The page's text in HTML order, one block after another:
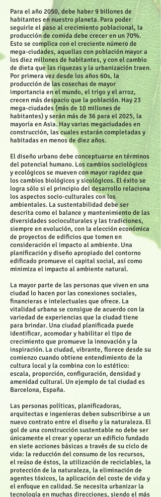
Para el año 2050, debe haber 9 billones de
habitantes en nuestro planeta. Para poder
seguirle el paso al crecimiento poblacional, la
producción de comida debe crecer en un 70%.
Esto se complica con el creciente número de
mega-ciudades, aquellas con población mayor a
los diez millones de habitantes, y con el cambio
de dieta que las riquezas y la urbanización traen.
Por primera vez desde los años 60s, la
producción de las cosechas de mayor
importancia en el mundo, el trigo y el arroz,
crecen más despacio que la población. Hay 23
mega-ciudades (más de 10 millones de
habitantes) y serán más de 36 para el 2025, la
mayoría en Asia. Hay varias megaciudades en
construcción, las cuales estarán completadas y
habitadas en menos de diez años.
El diseño urbano debe conceptuarse en términos
del potencial humano. Los cambios sociológicos
y ecológicos se mueven con mayor rapidez que
los cambios biológicos y sicológicos. El éxito se
logra sólo si el principio del desarrollo relaciona
los aspectos socio-culturales con los
ambientales. La sustentabilidad debe ser
descrita como el balance y mantenimiento de las
diversidades socioculturales y las tradiciones,
siempre en evolución, con la elección económica
de proyectos de edificios que tomen en
consideración el impacto al ambiente. Una
planificación y diseño apropiado del contorno
edificado promueve el capital social, así como
minimiza el impacto al ambiente natural.
La mayor parte de las personas que viven en una
ciudad lo hacen por las conexiones sociales,
financieras e intelectuales que ofrece. La
vitalidad urbana se consigue de acuerdo con la
variedad de experiencias que la ciudad tiene
para brindar. Una ciudad planificada puede
identificar, acomodar y habilitar el tipo de
crecimiento que promueve la innovación y la
inspiración. La ciudad, vibrante, florece desde su
comienzo cuando obtiene entendimiento de la
cultura local y la combina con lo estético:
escala, proporción, configuración, densidad y
amenidad cultural. Un ejemplo de tal ciudad es
Barcelona, España.
Las personas políticas, planificadoras,
arquitectas e ingenieras deben subscribirse a un
nuevo contrato entre el diseño y la naturaleza. El
gol de una construcción sustentable no debe ser
únicamente el crear y operar un edificio fundado
en siete acciones básicas a través de su ciclo de
vida: la reducción del consumo de los recursos,
el reúso de éstos, la utilización de reciclables, la
protección de la naturaleza, la eliminación de
agentes tóxicos, la aplicación del coste de vida y
el enfoque en calidad. Se necesita urbanizar la
tecnología en muchas direcciones, siendo el más